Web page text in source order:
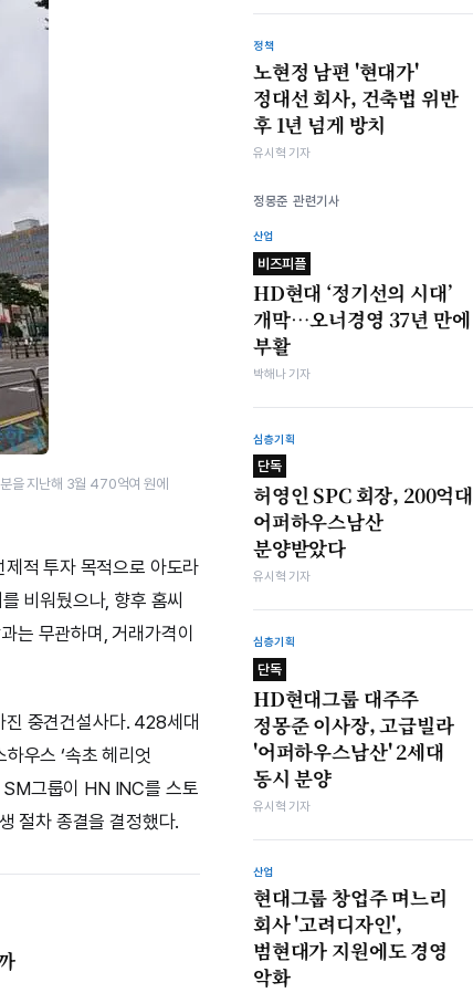
을 지난해 3월 470억여 원에
적 투자 목적으로 아도라
비워뒀으나, 향후 홈씨
는 무관하며, 거래가격이
진 중견건설사다. 428세대
우스 ‘속초 헤리엇
SM그룹이 HN INC를 스토
절차 종결을 결정했다.
정책
노현정 남편 '현대가'
정대선 회사, 건축법 위반
후 1년 넘게 방치
유시혁 기자
정몽준 관련기사
산업
비즈피플
HD현대 ‘정기선의 시대’
개막…오너경영 37년 만에
부활
박해나 기자
심층기획
단독
허영인 SPC 회장, 200억대
어퍼하우스남산
분양받았다
유시혁 기자
심층기획
단독
HD현대그룹 대주주
정몽준 이사장, 고급빌라
'어퍼하우스남산' 2세대
동시 분양
유시혁 기자
산업
현대그룹 창업주 며느리
회사 '고려디자인',
범현대가 지원에도 경영
악화